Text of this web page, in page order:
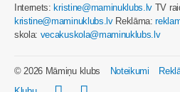
Internets: kristine@maminuklubs.lv TV
kristine@maminuklubs.lvReklāma:
skola: vecakuskola@maminuklubs.lv
© 2026 Māmiņu klubs Noteikumi